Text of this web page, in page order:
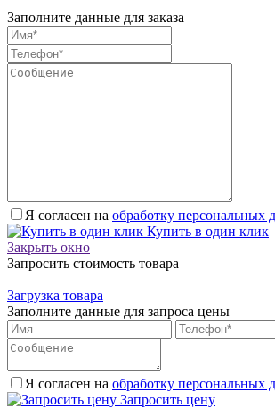
Заполните данные для заказа
Я согласен на обработку персональных
Купить в один клик
Закрыть окно
Запросить стоимость товара
Загрузка товара
Заполните данные для запроса цены
Я согласен на обработку персональных
Запросить цену